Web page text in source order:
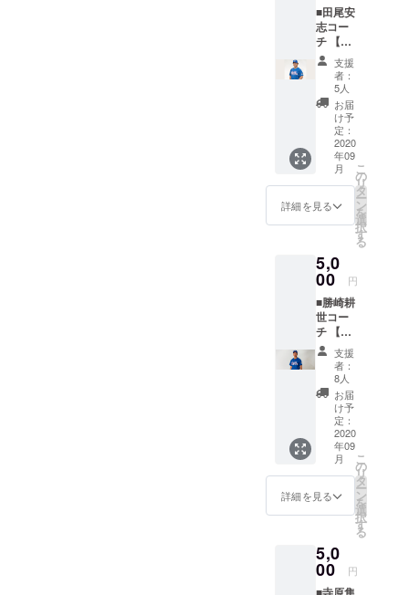
オルの
デザイ
ンは変
更の可
能性も
ござい
ます。
三好一
生選手
のオリ
ジナル
マフ
ラータ
オルで
琉球ブ
ルー
オー
シャン
ズを応
援した
いとい
支援を
よろし
くお願
いいた
しま
す。 以
下、ご
了承を
お願い
いたし
ます。
※マフ
ラータ
オルの
デザイ
更の可
能性も
くのに
加え、
清水直
行監督
のオリ
ジナル
マフ
ラータ
オルを
お送り
いたし
ます。
清水直
行監督
ラータ
オルで
琉球ブ
ルー
オー
シャン
ズを応
援した
いとい
う方は
こちら
よりご
支援を
よろし
くお願
いいた
しま
お願い
いたし
ます。
■田尾安
志コー
チ 【御
礼手紙
＋田尾
安志
コーチ
オリジ
ナルマ
フラー
タオ
ル】 田
尾安志
コーチ
のサイ
ン入り
紙を
メール
で送ら
せてい
ただく
のに加
え、田
尾安志
コーチ
のオリ
ジナル
マフ
ラータ
オルを
お送り
いたし
ます。
リジナ
ルマフ
ラータ
支援
者：
5人
お届
け予
定：
2020
年09
月
詳細を見る
こ
の
リ
タ
ー
ン
を
選
択
す
る
5,0
00 円
■勝崎耕
世コー
チ 【御
礼手紙
＋勝崎
耕世
コーチ
オリジ
ナルマ
フラー
タオ
ル】 勝
崎耕世
コーチ
のサイ
ン入り
紙を
メール
で送ら
支援
者：
8人
お届
け予
定：
2020
年09
月
詳細を見る
こ
の
リ
タ
ー
ン
を
選
択
す
る
5,0
00 円